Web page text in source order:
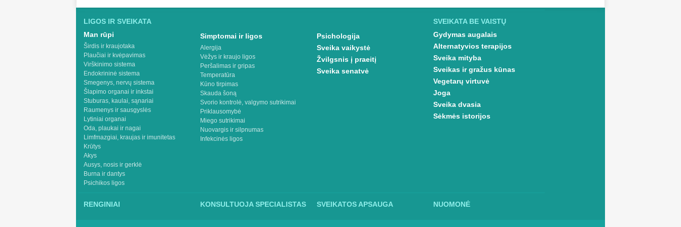
LIGOS IR SVEIKATA
Man rūpi
Širdis ir kraujotaka
Plaučiai ir kvėpavimas
Virškinimo sistema
Endokrininė sistema
Smegenys, nervų sistema
Šlapimo organai ir inkstai
Stuburas, kaulai, sąnariai
Raumenys ir sausgyslės
Lytiniai organai
Oda, plaukai ir nagai
Limfmazgiai, kraujas ir imunitetas
Krūtys
Akys
Ausys, nosis ir gerklė
Burna ir dantys
Psichikos ligos
Simptomai ir ligos
Alergija
Vėžys ir kraujo ligos
Peršalimas ir gripas
Temperatūra
Kūno tirpimas
Skauda šoną
Svorio kontrolė, valgymo sutrikimai
Priklausomybė
Miego sutrikimai
Nuovargis ir silpnumas
Infekcinės ligos
Psichologija
Sveika vaikystė
Žvilgsnis į praeitį
Sveika senatvė
SVEIKATA BE VAISTŲ
Gydymas augalais
Alternatyvios terapijos
Sveika mityba
Sveikas ir gražus kūnas
Vegetarų virtuvė
Joga
Sveika dvasia
Sėkmės istorijos
RENGINIAI KONSULTUOJA SPECIALISTAS SVEIKATOS APSAUGA NUOMONĖ